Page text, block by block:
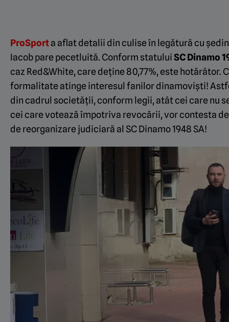
ProSporta aflat detalii din culise în legătură cu
Iacob pare pecetluită. Conform statuluiSC Dinamo
caz Red&White, care deține 80,77%, este hotărâtor.
formalitate atinge interesul fanilor dinamoviști!
din cadrul societății, conform legii, atât cei care nu
cei care votează împotriva revocării, vor contesta
de reorganizare judiciară al SC Dinamo 1948 SA!